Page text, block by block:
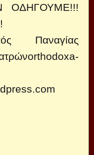
ΟΔΗΓΟΥΜΕ!!!
Παναγίας
orthodoxa-